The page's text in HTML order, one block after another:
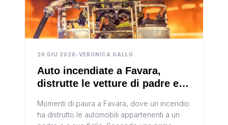
20 GIU 2026 •VERONICA GALLO
Auto incendiate a Favara,
distrutte le vetture di padre e
Momenti di paura a Favara, dove un incendio
ha distrutto le automobili appartenenti a un